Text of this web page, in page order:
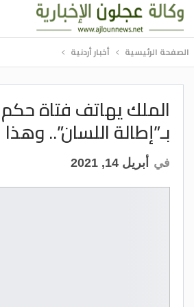
الصفحة الرئيسية أخبار أردنية
الملك يهاتف فتاة
بـ”إطالة اللسان”..
في أبريل 14, 2021